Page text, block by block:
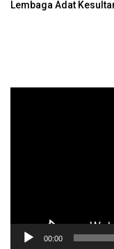
Lembaga Adat
00:00